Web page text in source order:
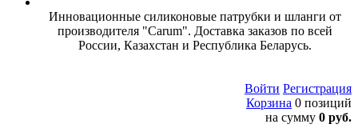
Инновационные силиконовые патрубки и шланги от
производителя "Carum". Доставка заказов по всей
России, Казахстан и Республика Беларусь.
Войти Регистрация
Корзина 0 позиций
на сумму 0 руб.